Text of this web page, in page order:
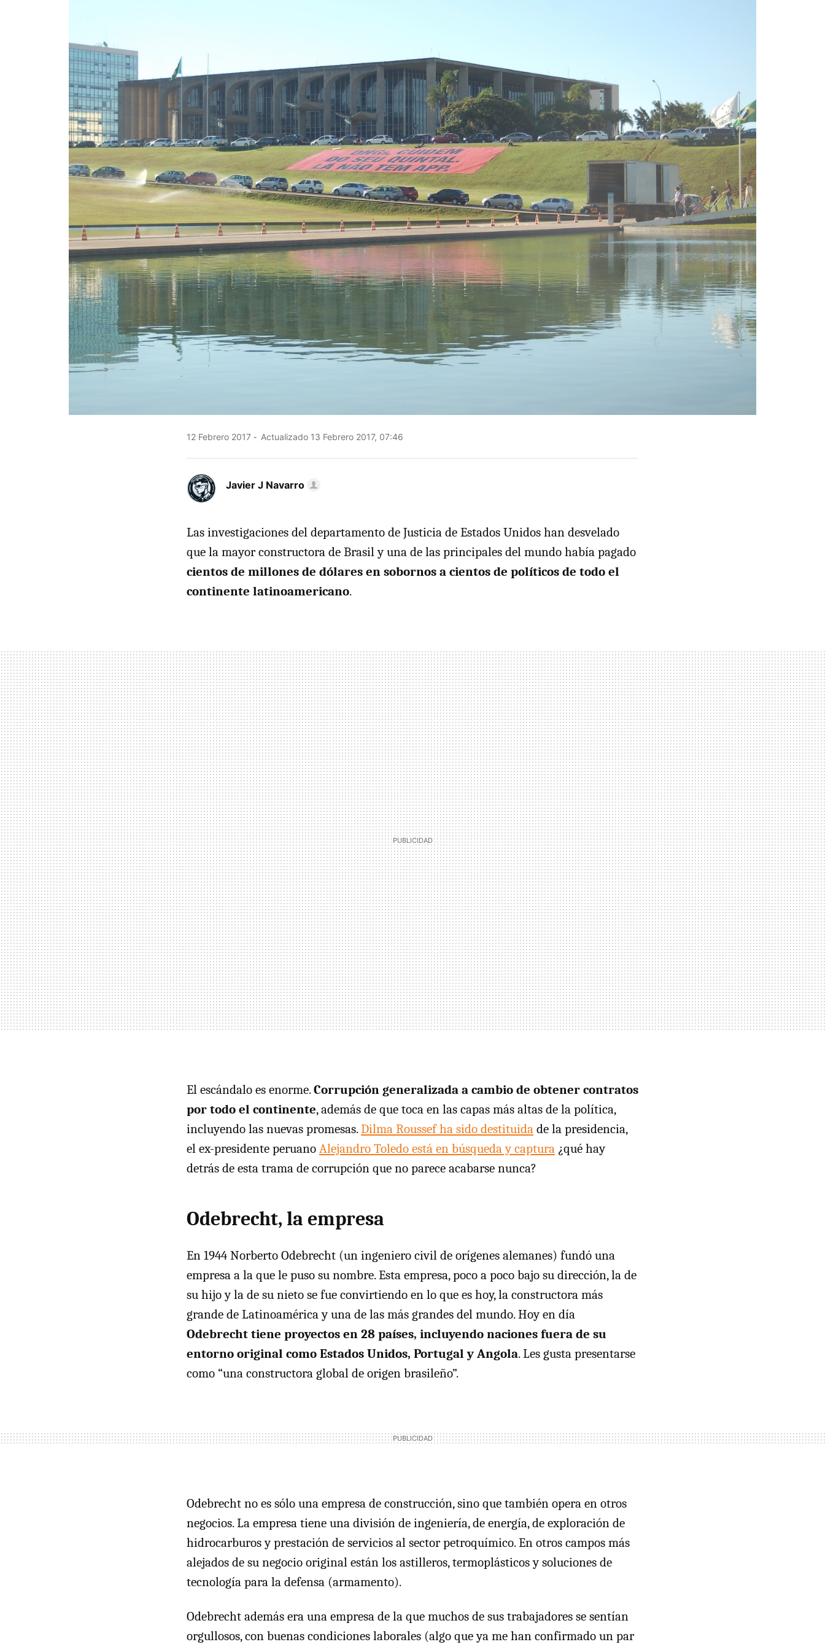
12 Febrero 2017 Actualizado 13 Febrero 2017, 07:46
Javier J Navarro
Las investigaciones del departamento de Justicia de Estados Unidos han desvelado
que la mayor constructora de Brasil y una de las principales del mundo había pagado
cientos de millones de dólares en sobornos a cientos de políticos de todo el
continente latinoamericano.
El escándalo es enorme.Corrupción generalizada a cambio de obtener contratos
por todo el continente, además de que toca en las capas más altas de la política,
incluyendo las nuevas promesas.Dilma Roussef ha sido destituida de la presidencia,
el ex-presidente peruano Alejandro Toledo está en búsqueda y captura ¿qué hay
detrás de esta trama de corrupción que no parece acabarse nunca?
Odebrecht, la empresa
En 1944 Norberto Odebrecht (un ingeniero civil de orígenes alemanes) fundó una
empresa a la que le puso su nombre. Esta empresa, poco a poco bajo su dirección, la de
su hijo y la de su nieto se fue convirtiendo en lo que es hoy, la constructora más
grande de Latinoamérica y una de las más grandes del mundo. Hoy en día
Odebrecht tiene proyectos en 28 países, incluyendo naciones fuera de su
entorno original como Estados Unidos, Portugal y Angola. Les gusta presentarse
como “una constructora global de origen brasileño”.
Odebrecht no es sólo una empresa de construcción, sino que también opera en otros
negocios. La empresa tiene una división de ingeniería, de energía, de exploración de
hidrocarburos y prestación de servicios al sector petroquímico. En otros campos más
alejados de su negocio original están los astilleros, termoplásticos y soluciones de
tecnología para la defensa (armamento).
Odebrecht además era una empresa de la que muchos de sus trabajadores se sentían
orgullosos, con buenas condiciones laborales (algo que ya me han confirmado un par